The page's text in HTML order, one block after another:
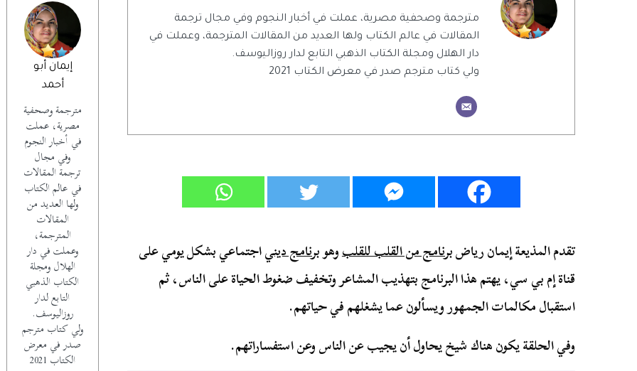
إيمان أبو
أحمد
مترجمة وصحفية
مصرية، عملت
في أخبار النجوم
وفي مجال
ترجمة المقالات
في عالم الكتاب
ولها العديد من
المقالات
المترجمة،
وعملت في دار
الهلال ومجلة
الكتاب الذهبي
التابع لدار
روزاليوسف.
ولي كتاب مترجم
صدر في معرض
الكتاب 2021
مترجمة وصحفية مصرية، عملت في أخبار النجوم وفي مجال ترجمة
المقالات في عالم الكتاب ولها العديد من المقالات المترجمة، وعملت في
دار الهلال ومجلة الكتاب الذهبي التابع لدار روزاليوسف.
ولي كتاب مترجم صدر في معرض الكتاب 2021
تقدم المذيعة إيمان رياضبرنامج من القلب للقلبوهوبرنامج دينياجتماعي بشكل يومي على
قناة إم بي سي، يهتم هذا البرنامج بتهذيب المشاعر وتخفيف ضغوط الحياة على الناس، ثم
استقبال مكالمات الجمهور ويسألون عما يشغلهم في حياتهم.
وفي الحلقة يكون هناك شيخ يحاول أن يجيب عن الناس وعن استفساراتهم.